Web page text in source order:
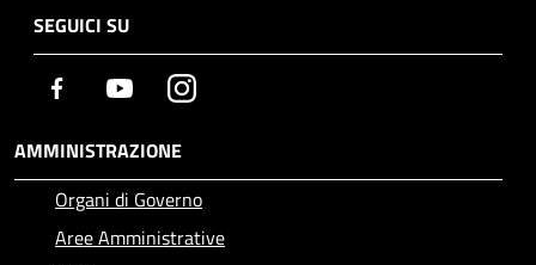
SEGUICI SU
Facebook YoutubeInstagram
AMMINISTRAZIONE
Organi di Governo
Aree Amministrative